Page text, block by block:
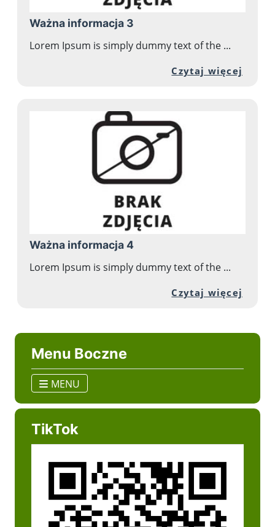
Menu Boczne
MENU
TikTok
Ważna informacja 3
Lorem Ipsum is simply dummy text of the ...
Czytaj więcej
Ważna informacja 4
Lorem Ipsum is simply dummy text of the ...
Czytaj więcej